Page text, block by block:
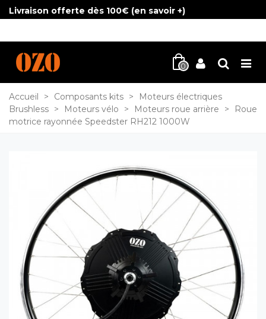
Livraison offerte dès 100€ (en savoir +)
0
Accueil > Composants kits >
Moteurs électriques
Brushless > Moteurs vélo > Moteurs roue arrière >
Roue
motrice rayonnée Speedster RH212 1000W